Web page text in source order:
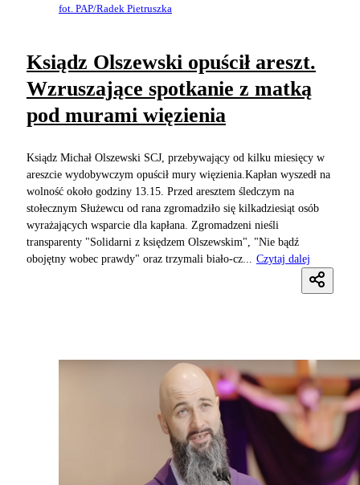
fot. PAP/Radek Pietruszka
Ksiądz Olszewski opuścił areszt.
Wzruszające spotkanie z matką
pod murami więzienia
Ksiądz Michał Olszewski SCJ, przebywający od kilku miesięcy w
areszcie wydobywczym opuścił mury więzienia.Kapłan wyszedł na
wolność około godziny 13.15. Przed aresztem śledczym na
stołecznym Służewcu od rana zgromadziło się kilkadziesiąt osób
wyrażających wsparcie dla kapłana. Zgromadzeni nieśli
transparenty "Solidarni z księdzem Olszewskim", "Nie bądź
obojętny wobec prawdy" oraz trzymali biało-cz...
Czytaj dalej